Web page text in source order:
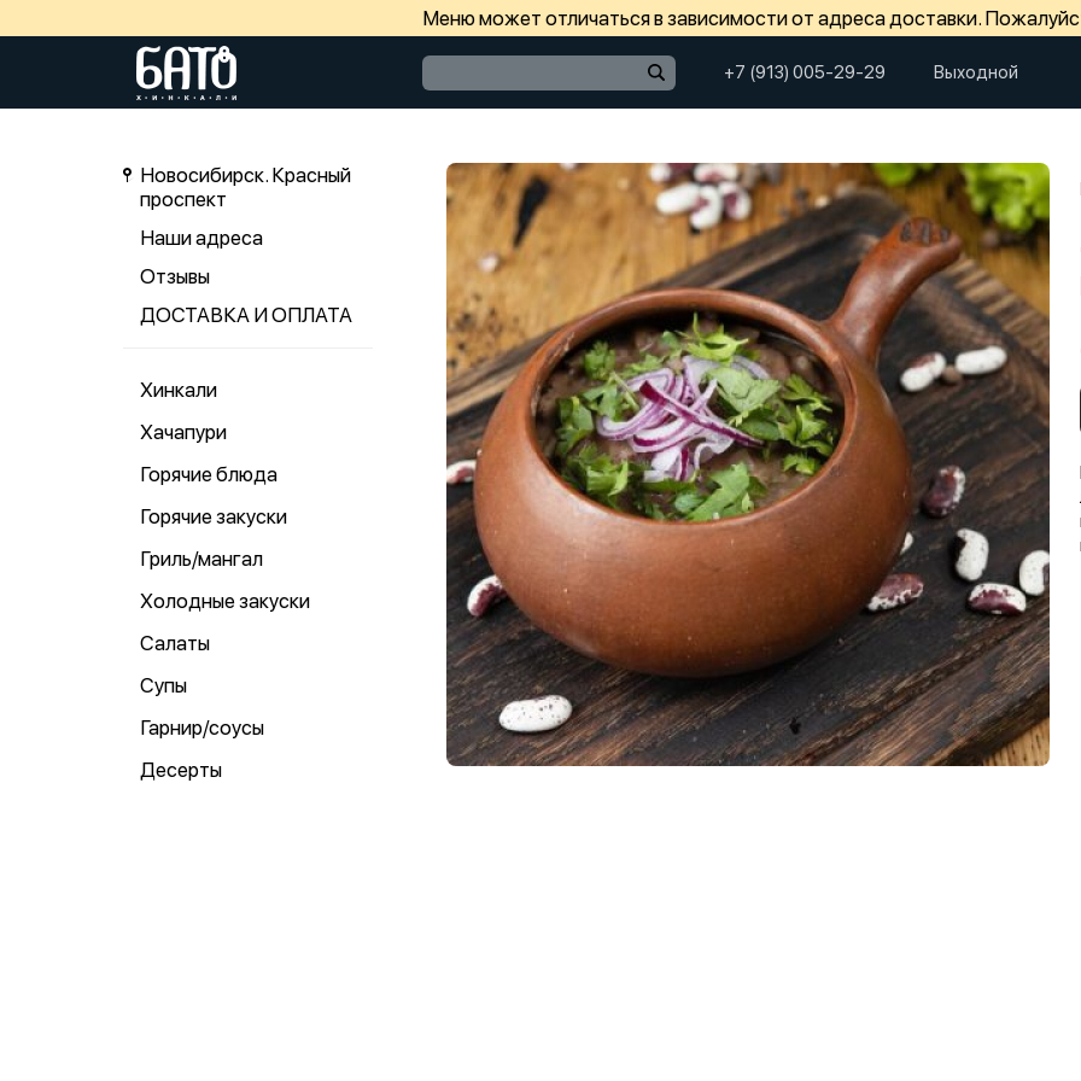
Меню может отличаться в зависимости от адреса доставки.
+7 (913) 005-29-29 Выходной
Новосибирск. Красный
проспект
Наши адреса
Отзывы
ДОСТАВКА И ОПЛАТА
Хинкали
Хачапури
Горячие блюда
Горячие закуски
Гриль/мангал
Холодные закуски
Салаты
Супы
Гарнир/соусы
Десерты